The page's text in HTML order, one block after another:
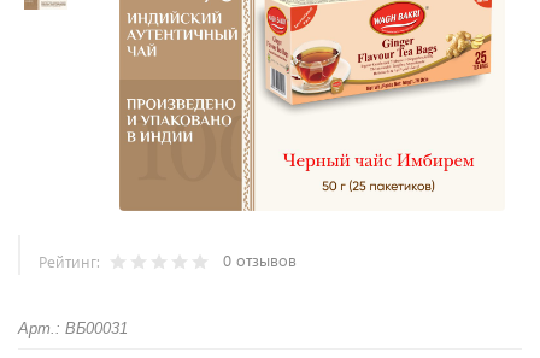
Рейтинг: 0 отзывов
Арт.: ВБ00031